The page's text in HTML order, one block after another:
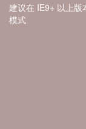
建议在 IE9+ 以上版
模式